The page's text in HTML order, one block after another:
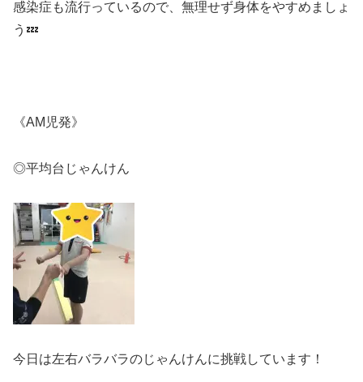
感染症も流行っているので、無理せず身体をやすめましょ
う💤
《AM児発》
◎平均台じゃんけん
今日は左右バラバラのじゃんけんに挑戦しています！